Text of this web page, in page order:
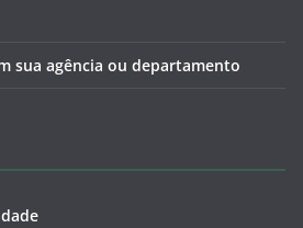
sua agência ou departamento